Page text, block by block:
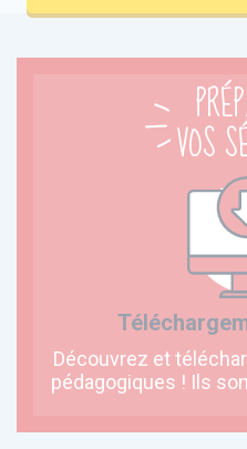
VOS
Découvrez et
pédagogiques ! Ils